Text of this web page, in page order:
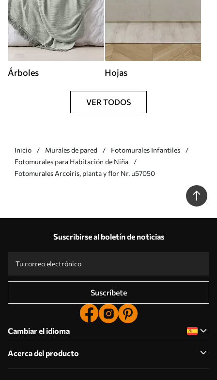
Árboles Hojas
VER TODOS
Inicio Murales de pared
Fotomurales Infantiles
Fotomurales para Habitación de Niña
Fotomurales Arcoiris, planta y flor Nr. u57050
Suscribirse al boletín de noticias
Suscríbete
Cambiar el idioma
Acerca del producto